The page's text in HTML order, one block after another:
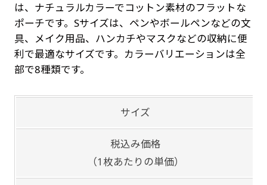
は、ナチュラルカラーでコットン素材のフラットな
ポーチです。Sサイズは、ペンやボールペンなどの文
具、メイク用品、ハンカチやマスクなどの収納に便
利で最適なサイズです。カラーバリエーションは全
部で8種類です。
サイズ
税込み価格
（1枚あたりの単価）